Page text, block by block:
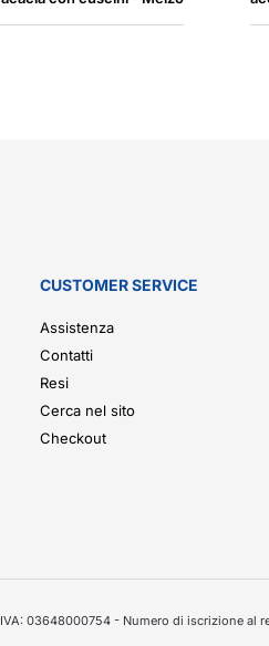
CUSTOMER SERVICE
Assistenza
Contatti
Resi
Cerca nel sito
Checkout
03648000754 - Numero di iscrizione